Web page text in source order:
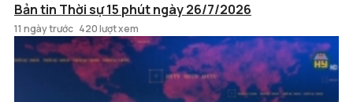
Bản tin Thời sự 15 phút ngày 26/7/2026
11 ngày trước 420 lượt xem